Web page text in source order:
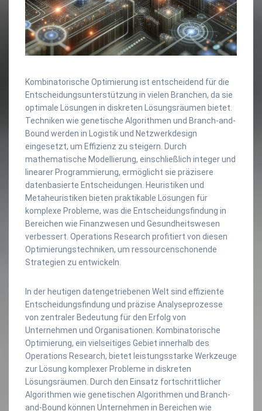
Kombinatorische Optimierung ist entscheidend für die
Entscheidungsunterstützung in vielen Branchen, da sie
optimale Lösungen in diskreten Lösungsräumen bietet.
Techniken wie genetische Algorithmen und Branch-and-
Bound werden in Logistik und Netzwerkdesign
eingesetzt, um Effizienz zu steigern. Durch
mathematische Modellierung, einschließlich integer und
linearer Programmierung, ermöglicht sie präzisere
datenbasierte Entscheidungen. Heuristiken und
Metaheuristiken bieten praktikable Lösungen für
komplexe Probleme, was die Entscheidungsfindung in
Bereichen wie Finanzwesen und Gesundheitswesen
verbessert. Operations Research profitiert von diesen
Optimierungstechniken, um ressourcenschonende
Strategien zu entwickeln.
In der heutigen datengetriebenen Welt sind effiziente
Entscheidungsfindung und präzise Analyseprozesse
von zentraler Bedeutung für den Erfolg von
Unternehmen und Organisationen. Kombinatorische
Optimierung, ein vielseitiges Gebiet innerhalb des
Operations Research, bietet leistungsstarke Werkzeuge
zur Lösung komplexer Probleme in diskreten
Lösungsräumen. Durch den Einsatz fortschrittlicher
Algorithmen wie genetischen Algorithmen und Branch-
and-Bound können Unternehmen in Bereichen wie